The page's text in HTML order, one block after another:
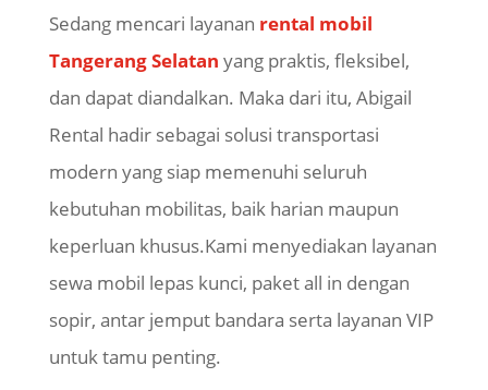
Sedang mencari layanan rental mobil
Tangerang Selatan yang praktis, fleksibel,
dan dapat diandalkan. Maka dari itu, Abigail
Rental hadir sebagai solusi transportasi
modern yang siap memenuhi seluruh
kebutuhan mobilitas, baik harian maupun
keperluan khusus.Kami menyediakan layanan
sewa mobil lepas kunci, paket all in dengan
sopir, antar jemput bandara serta layanan VIP
untuk tamu penting.